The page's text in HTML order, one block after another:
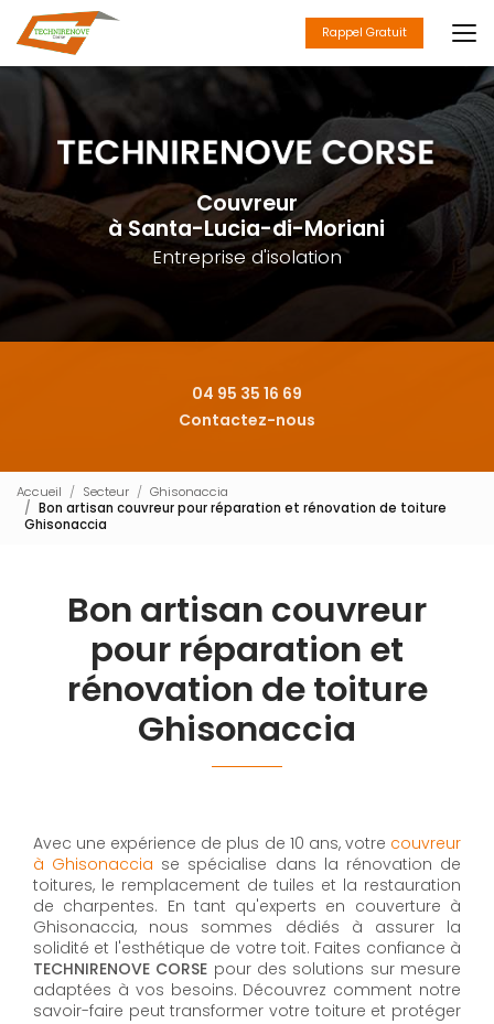
au
contenu
principal
Rappel Gratuit
Couvreur
à Santa-Lucia-di-Moriani
Entreprise d'isolation
04 95 35 16 69
Contactez-nous
Accueil Secteur
Ghisonaccia
Bon artisan couvreur pour réparation et rénovation de toiture
Ghisonaccia
Bon artisan couvreur
pour réparation et
rénovation de toiture
Ghisonaccia
Avec une expérience de plus de 10 ans, votre couvreur
à Ghisonaccia se spécialise dans la rénovation de
toitures, le remplacement de tuiles et la restauration
de charpentes. En tant qu'experts en couverture à
Ghisonaccia, nous sommes dédiés à assurer la
solidité et l'esthétique de votre toit. Faites confiance à
TECHNIRENOVE CORSE pour des solutions sur mesure
adaptées à vos besoins. Découvrez comment notre
savoir-faire peut transformer votre toiture et protéger